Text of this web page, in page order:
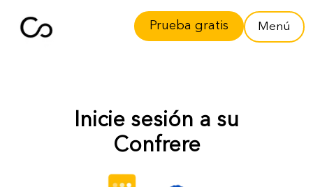
Prueba gratis Menú
Inicie sesión a su
Confrere